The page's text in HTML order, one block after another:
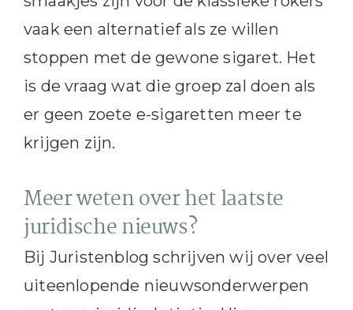
vaak een alternatief als ze willen
stoppen met de gewone sigaret. Het
is de vraag wat die groep zal doen als
er geen zoete e-sigaretten meer te
krijgen zijn.
Meer weten over het laatste
juridische nieuws?
Bij Juristenblog schrijven wij over veel
uiteenlopende nieuwsonderwerpen